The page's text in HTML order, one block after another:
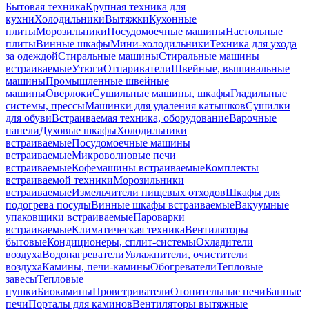
Бытовая техникаКрупная техника для
кухниХолодильникиВытяжкиКухонные
плитыМорозильникиПосудомоечные машиныНастольные
плитыВинные шкафыМини-холодильникиТехника для ухода
за одеждойСтиральные машиныСтиральные машины
встраиваемыеУтюгиОтпаривателиШвейные, вышивальные
машиныПромышленные швейные
машиныОверлокиСушильные машины, шкафыГладильные
системы, прессыМашинки для удаления катышковСушилки
для обувиВстраиваемая техника, оборудованиеВарочные
панелиДуховые шкафыХолодильники
встраиваемыеПосудомоечные машины
встраиваемыеМикроволновые печи
встраиваемыеКофемашины встраиваемыеКомплекты
встраиваемой техникиМорозильники
встраиваемыеИзмельчители пищевых отходовШкафы для
подогрева посудыВинные шкафы встраиваемыеВакуумные
упаковщики встраиваемыеПароварки
встраиваемыеКлиматическая техникаВентиляторы
бытовыеКондиционеры, сплит-системыОхладители
воздухаВодонагревателиУвлажнители, очистители
воздухаКамины, печи-каминыОбогревателиТепловые
завесыТепловые
пушкиБиокаминыПроветривателиОтопительные печиБанные
печиПорталы для каминовВентиляторы вытяжные